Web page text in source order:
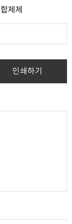
제제
인쇄하기